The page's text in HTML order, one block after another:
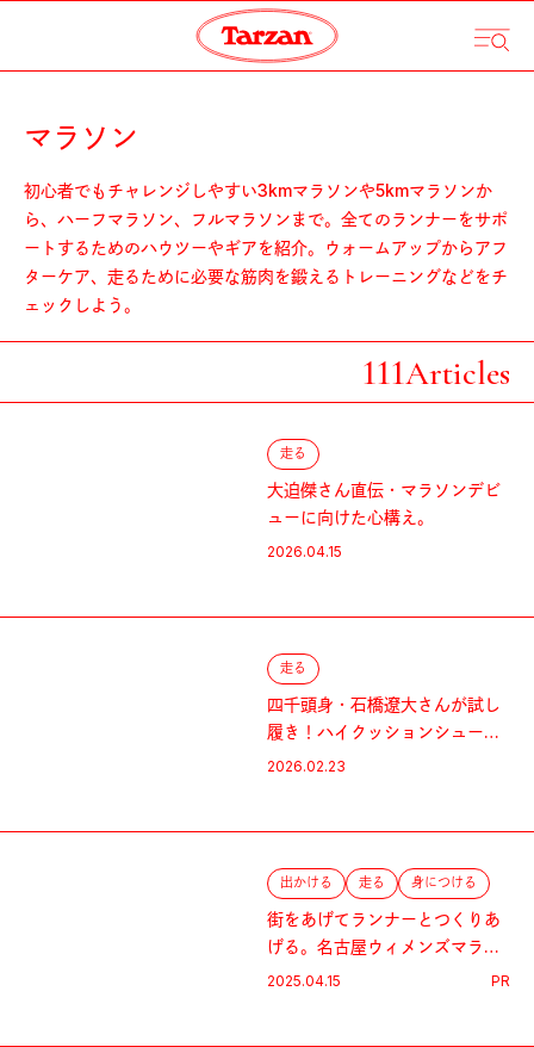
マラソン
初心者でもチャレンジしやすい3kmマラソンや5kmマラソンか
ら、ハーフマラソン、フルマラソンまで。全てのランナーをサポ
ートするためのハウツーやギアを紹介。ウォームアップからアフ
ターケア、走るために必要な筋肉を鍛えるトレーニングなどをチ
ェックしよう。
111Articles
走る
大迫傑さん直伝・マラソンデビ
ューに向けた心構え。
2026.04.15
走る
四千頭身・石橋遼大さんが試し
履き！ハイクッションシューズ
を徹底比較。
2026.02.23
出かける 走る 身につける
街をあげてランナーとつくりあ
げる。名古屋ウィメンズマラソ
ン。
2025.04.15 PR